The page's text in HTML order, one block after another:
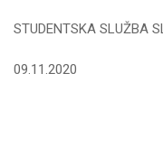
STUDENTSKA SLUŽBA
09.11.2020